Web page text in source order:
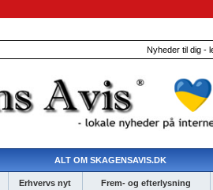
Nyheder til dig -
ALT OM SKAGENSAVIS.DK
Erhvervs nyt Frem- og efterlysning